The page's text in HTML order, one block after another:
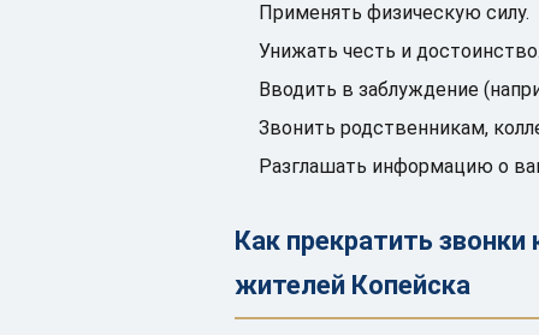
Применять физическую силу.
Унижать честь и
Вводить в заблуждение
Звонить родственникам,
Разглашать информацию о
Как прекратить
жителей Копейска